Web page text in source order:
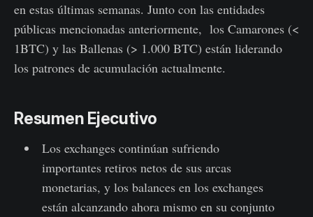
en estas últimas semanas. Junto con las entidades
públicas mencionadas anteriormente, los Camarones (<
1BTC) y las Ballenas (> 1.000 BTC) están liderando
los patrones de acumulación actualmente.
Resumen Ejecutivo
Los exchanges continúan sufriendo
importantes retiros netos de sus arcas
monetarias, y los balances en los exchanges
están alcanzando ahora mismo en su conjunto